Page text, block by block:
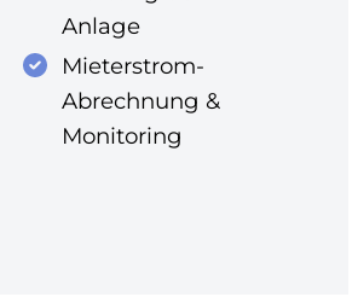
Anlage
Mieterstrom-
Abrechnung &
Monitoring